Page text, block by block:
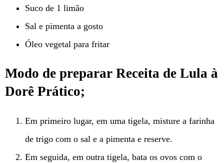
Suco de 1 limão
Sal e pimenta a gosto
Óleo vegetal para fritar
Modo de preparar Receita de Lula à
Dorê Prático;
Em primeiro lugar, em uma tigela, misture a farinha
de trigo com o sal e a pimenta e reserve.
Em seguida, em outra tigela, bata os ovos com o